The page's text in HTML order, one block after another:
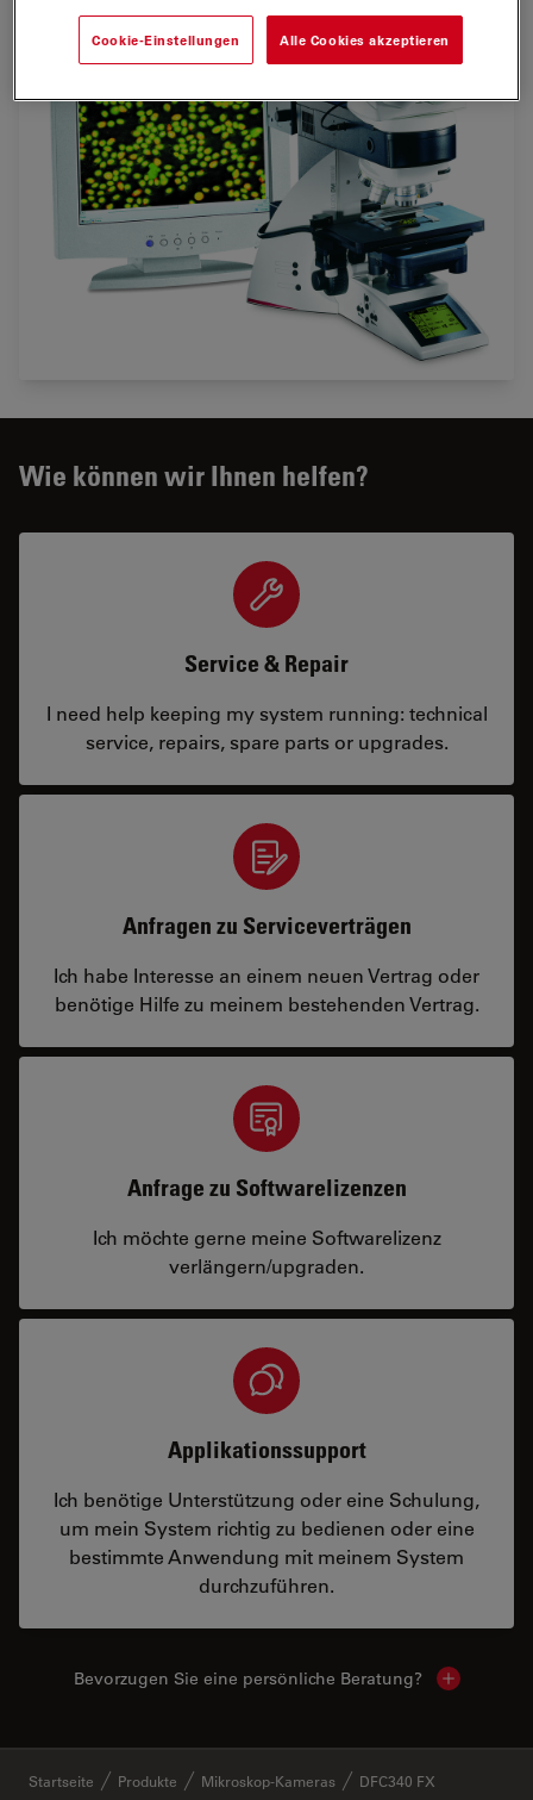
Wie können wir Ihnen helfen?
Service & Repair
I need help keeping my system running: technical
service, repairs, spare parts or upgrades.
Anfragen zu Serviceverträgen
Ich habe Interesse an einem neuen Vertrag oder
benötige Hilfe zu meinem bestehenden Vertrag.
Anfrage zu Softwarelizenzen
Ich möchte gerne meine Softwarelizenz
verlängern/upgraden.
Applikationssupport
Ich benötige Unterstützung oder eine Schulung,
um mein System richtig zu bedienen oder eine
bestimmte Anwendung mit meinem System
durchzuführen.
Bevorzugen Sie eine persönliche Beratung? Show
Startseite Produkte Mikroskop-Kameras DFC340 FX
Cookie-Einstellungen Alle Cookies akzeptieren